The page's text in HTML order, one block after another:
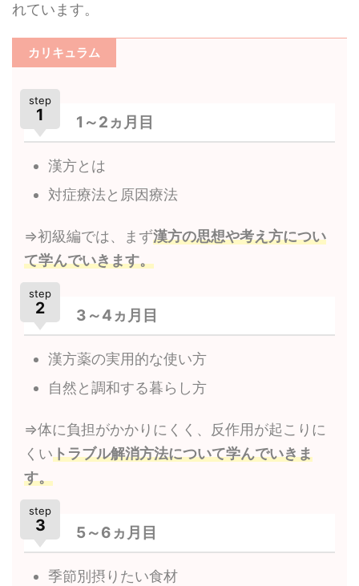
れています。
カリキュラム
step
1 1～2ヵ月目
漢方とは
対症療法と原因療法
⇒初級編では、まず漢方の思想や考え方につい
て学んでいきます。
step
2 3～4ヵ月目
漢方薬の実用的な使い方
自然と調和する暮らし方
⇒体に負担がかかりにくく、反作用が起こりに
くいトラブル解消方法について学んでいきま
す。
step
3 5～6ヵ月目
季節別摂りたい食材